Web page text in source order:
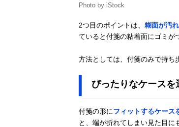
Photo by iStock
2つ目のポイントは、 糊面が汚
ていると付箋の粘着面にゴミが
方法としては、付箋のみで持ち
ぴったりなケースを
付箋の形にフィットするケース
と、端が折れてしまい見た目に